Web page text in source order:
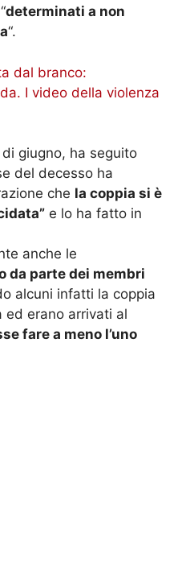
determinati a non
“.
dal branco:
I video della violenza
di giugno, ha seguito
del decesso ha
che la coppia si è
e lo ha fatto in
anche le
da parte dei membri
alcuni infatti la coppia
ed erano arrivati al
fare a meno l’uno